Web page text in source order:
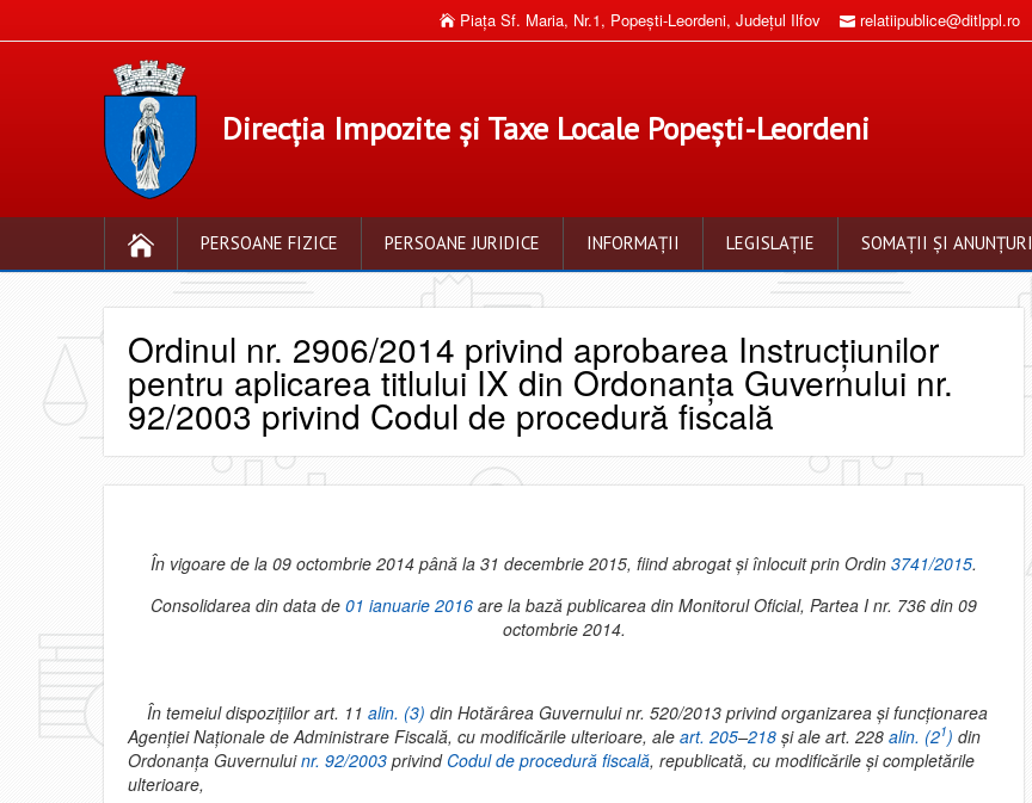
Piaţa Sf. Maria, Nr.1, Popeşti-Leordeni, Judeţul Ilfov relatiipublice@ditlppl.ro
Direcția Impozite și Taxe Locale Popești-Leordeni
PERSOANE FIZICE PERSOANE JURIDICE INFORMAȚII LEGISLAȚIE SOMAȚII ȘI ANUNȚURI
Ordinul nr. 2906/2014 privind aprobarea Instrucţiunilor
pentru aplicarea titlului IX din Ordonanţa Guvernului nr.
92/2003 privind Codul de procedură fiscală
În vigoare de la 09 octombrie 2014 până la 31 decembrie 2015, fiind abrogat şi înlocuit prin Ordin 3741/2015.
Consolidarea din data de 01 ianuarie 2016 are la bază publicarea din Monitorul Oficial, Partea I nr. 736 din 09
octombrie 2014.
În temeiul dispoziţiilor art. 11 alin. (3) din Hotărârea Guvernului nr. 520/2013 privind organizarea şi funcţionarea
Agenţiei Naţionale de Administrare Fiscală, cu modificările ulterioare, ale art. 205–218 şi ale art. 228 alin. (21) din
Ordonanţa Guvernuluinr. 92/2003 privind Codul de procedură fiscală, republicată, cu modificările şi completările
ulterioare,